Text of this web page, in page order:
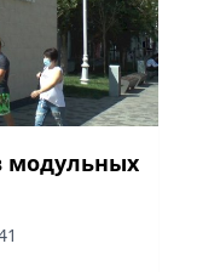
модульных